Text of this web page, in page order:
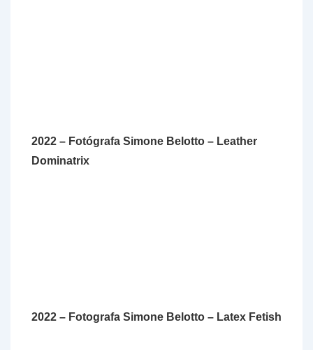
2022 – Fotógrafa Simone Belotto – Leather
Dominatrix
2022 – Fotografa Simone Belotto – Latex Fetish